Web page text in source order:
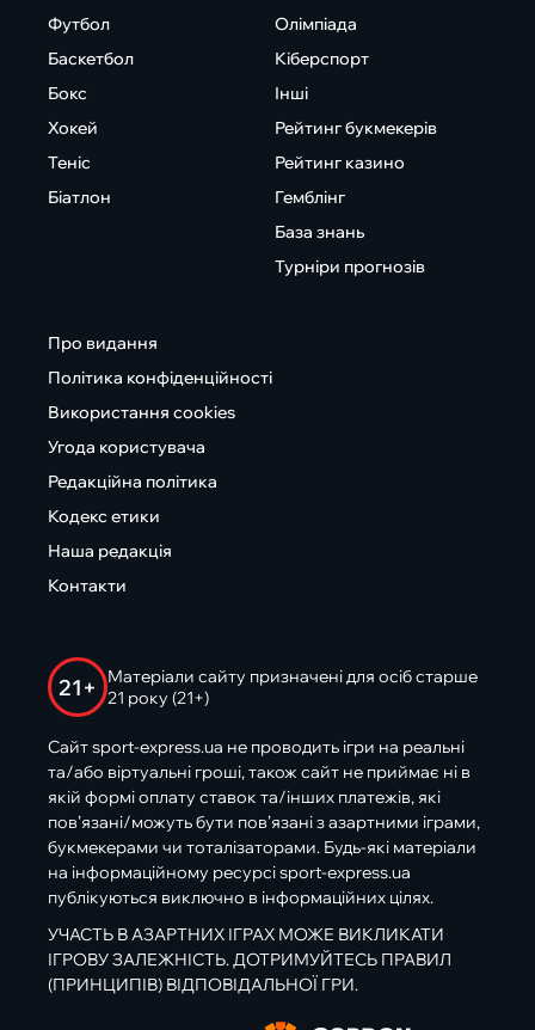
Футбол
Баскетбол
Бокс
Хокей
Теніс
Біатлон
Олімпіада
Кіберспорт
Інші
Рейтинг букмекерів
Рейтинг казино
Гемблінг
База знань
Турніри прогнозів
Про видання
Політика конфіденційності
Використання cookies
Угода користувача
Редакційна політика
Кодекс етики
Наша редакція
Контакти
21+
Матеріали сайту призначені для осіб старше
21 року (21+)
Сайт sport-express.ua не проводить ігри на реальні
та/або віртуальні гроші, також сайт не приймає ні в
якій формі оплату ставок та/інших платежів, які
пов’язані/можуть бути пов’язані з азартними іграми,
букмекерами чи тоталізаторами. Будь-які матеріали
на інформаційному ресурсі sport-express.ua
публікуються виключно в інформаційних цілях.
УЧАСТЬ В АЗАРТНИХ ІГРАХ МОЖЕ ВИКЛИКАТИ
ІГРОВУ ЗАЛЕЖНІСТЬ. ДОТРИМУЙТЕСЬ ПРАВИЛ
(ПРИНЦИПІВ) ВІДПОВІДАЛЬНОЇ ГРИ.